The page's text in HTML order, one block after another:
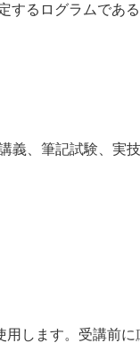
するログラムであ
義、筆記試験、
用します。受講前に